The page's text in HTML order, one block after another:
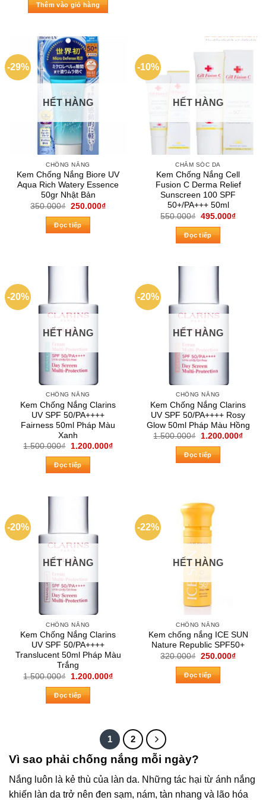
999.000₫.
Thêm vào giỏ hàng
-29%
HẾT HÀNG
CHỐNG NẮNG
Kem Chống Nắng Biore UV
Aqua Rich Watery Essence
50gr Nhật Bản
350.000₫ Giá
là:
350.000₫.
250.000₫Giá
Đọc tiếp
-10%
HẾT HÀNG
CHĂM SÓC DA
Kem Chống Nắng Cell
Fusion C Derma Relief
Sunscreen 100 SPF
50+/PA+++ 50ml
550.000₫ Giá
là:
550.000₫.
495.000₫Giá
Đọc tiếp
-20%
HẾT HÀNG
CHỐNG NẮNG
Kem Chống Nắng Clarins
UV SPF 50/PA++++
Fairness 50ml Pháp Màu
Xanh
1.500.000₫
Giá
là:
1.500.000₫.
1.200.000₫Giá
Đọc tiếp
-20%
HẾT HÀNG
CHỐNG NẮNG
Kem Chống Nắng Clarins
UV SPF 50/PA++++ Rosy
Glow 50ml Pháp Màu Hồng
1.500.000₫
Giá
là:
1.500.000₫.
1.200.000₫Giá
Đọc tiếp
-20%
HẾT HÀNG
CHỐNG NẮNG
Kem Chống Nắng Clarins
UV SPF 50/PA++++
Translucent 50ml Pháp Màu
Trắng
1.500.000₫
Giá
là:
1.500.000₫.
1.200.000₫Giá
Đọc tiếp
-22%
HẾT HÀNG
CHỐNG NẮNG
Kem chống nắng ICE SUN
Nature Republic SPF50+
320.000₫ Giá
là:
320.000₫.
250.000₫Giá
Đọc tiếp
1 2
Vì sao phải chống nắng mỗi ngày?
Nắng luôn là kẻ thù của làn da. Những tác hại từ ánh nắng
khiến làn da trở nên đen sạm, nám, tàn nhang và lão hóa